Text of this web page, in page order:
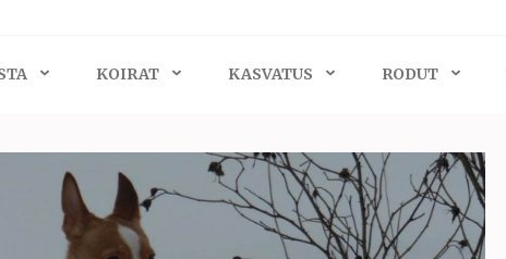
KOIRAT KASVATUS RODUT